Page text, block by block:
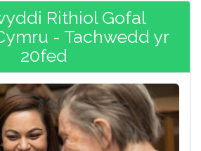
Rithiol Gofal
- Tachwedd yr
20fed